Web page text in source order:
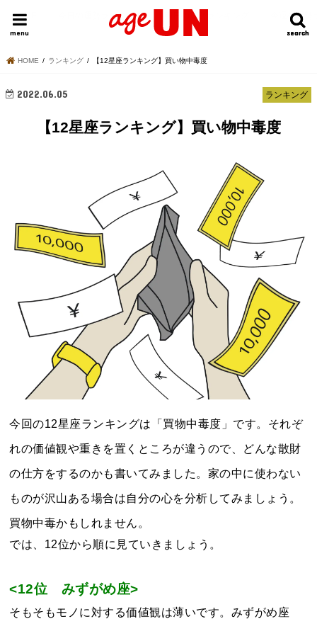
search
search
menu
HOME 今日の運勢ランキング 明日の運勢ランキング 今週の運勢
HOME ランキング 【12星座ランキング】買い物中毒度
ランキング
2022.06.05
【12星座ランキング】買い物中毒度
今回の12星座ランキングは「買物中毒度」です。それぞ
れの価値観や重きを置くところが違うので、どんな散財
の仕方をするのかも書いてみました。家の中に使わない
ものが沢山ある場合は自分の心を分析してみましょう。
買物中毒かもしれません。
では、12位から順に見ていきましょう。
<12位 みずがめ座>
そもそもモノに対する価値観は薄いです。みずがめ座